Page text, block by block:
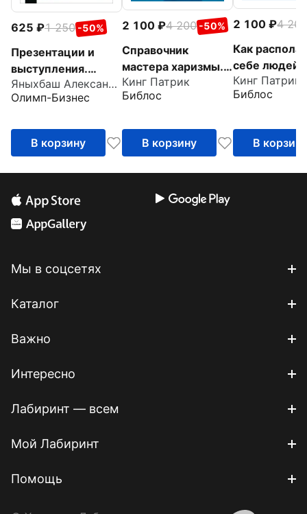
625 1 250 -50%
Презентации и
выступления.
Кратко, ясно,
просто.
проведение
публичных
Яныхбаш Александр Владимирович
Олимп-Бизнес
В корзину
2 100 4 200 -50%
Справочник
мастера харизмы.
174 поведенческих
правила, чтобы
привлекать
Кинг Патрик
Библос
В корзину
2 100
4 200
Как
себе людей.
Искусство
светской
интеллекта
Кинг Патрик
Библос
В корзину
Мы в соцсетях
Каталог
Важно
Интересно
Лабиринт — всем
Мой Лабиринт
Помощь